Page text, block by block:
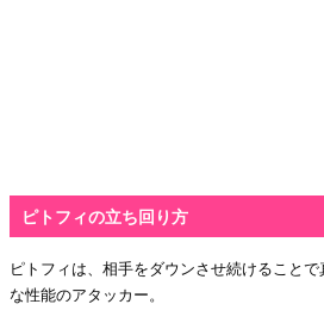
ピトフィの立ち回り方
ピトフィは、相手をダウンさせ続けること
な性能のアタッカー。